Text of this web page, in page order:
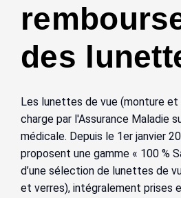
des
Les lunettes de vue (monture
charge par l'Assurance Maladie
médicale. Depuis le 1er janvier
proposent une gamme « 100 %
d’une sélection de lunettes de
et verres), intégralement prises